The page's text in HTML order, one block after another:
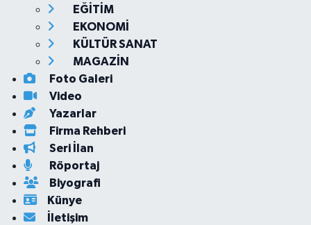
EĞİTİM
EKONOMİ
KÜLTÜR SANAT
MAGAZİN
Foto Galeri
Video
Yazarlar
Firma Rehberi
Seri İlan
Röportaj
Biyografi
Künye
İletişim